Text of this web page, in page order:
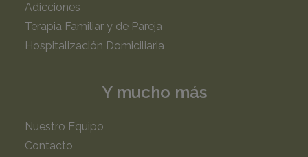
Adicciones
Terapia Familiar y de Pareja
Hospitalización Domiciliaria
Y mucho más
Nuestro Equipo
Contacto